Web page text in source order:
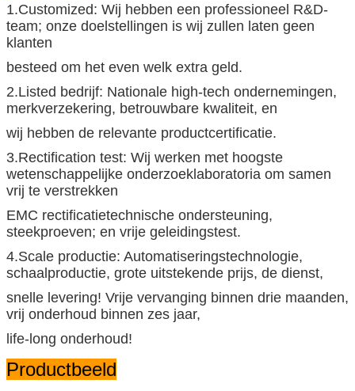
1.Customized: Wij hebben een professioneel R&D-
team; onze doelstellingen is wij zullen laten geen
klanten
besteed om het even welk extra geld.
2.Listed bedrijf: Nationale high-tech ondernemingen,
merkverzekering, betrouwbare kwaliteit, en
wij hebben de relevante productcertificatie.
3.Rectification test: Wij werken met hoogste
wetenschappelijke onderzoeklaboratoria om samen
vrij te verstrekken
EMC rectificatietechnische ondersteuning,
steekproeven; en vrije geleidingstest.
4.Scale productie: Automatiseringstechnologie,
schaalproductie, grote uitstekende prijs, de dienst,
snelle levering! Vrije vervanging binnen drie maanden,
vrij onderhoud binnen zes jaar,
life-long onderhoud!
Productbeeld